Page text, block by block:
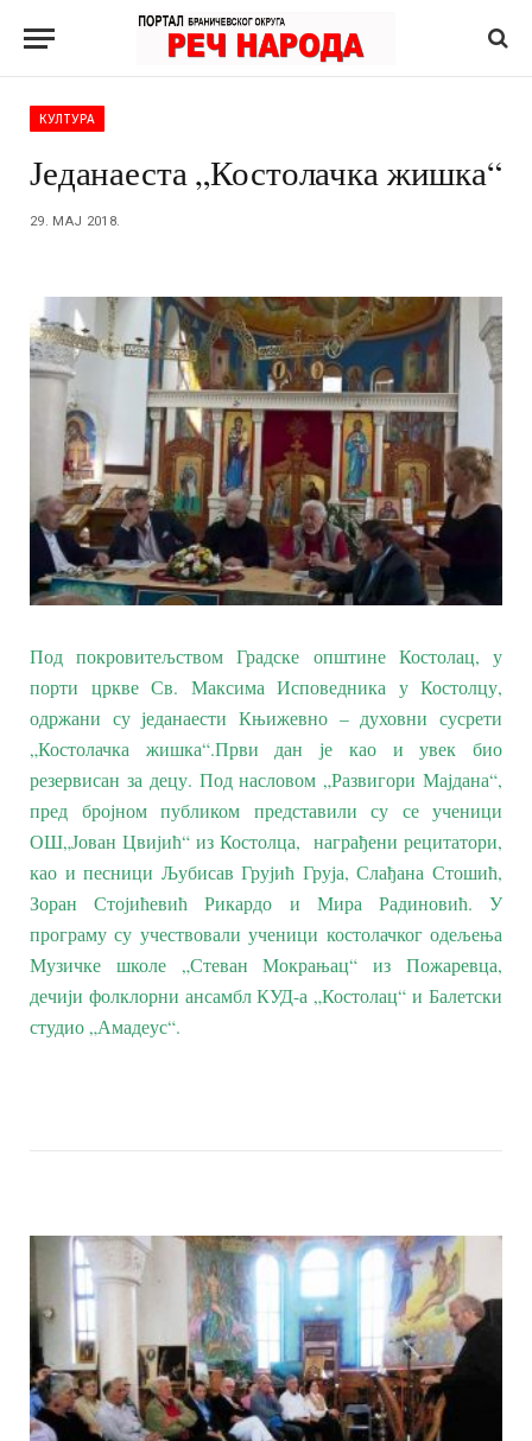
КУЛТУРА
Једанаеста „Костолачка жишка“
29. МАЈ 2018.
Под покровитељством Градске општине Костолац, у
порти цркве Св. Максима Исповедника у Костолцу,
одржани су једанаести Књижевно – духовни сусрети
„Костолачка жишка“.Први дан је као и увек био
резервисан за децу. Под насловом „Развигори Мајдана“,
пред бројном публиком представили су се ученици
ОШ„Јован Цвијић“ из Костолца, награђени рецитатори,
као и песници Љубисав Грујић Груја, Слађана Стошић,
Зоран Стојићевић Рикардо и Мира Радиновић. У
програму су учествовали ученици костолачког одељења
Музичке школе „Стеван Мокрањац“ из Пожаревца,
дечији фолклорни ансамбл КУД-а „Костолац“ и Балетски
студио „Амадеус“.